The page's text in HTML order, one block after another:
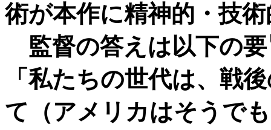
術が本作に精神的・技
監督の答えは以下の
「私たちの世代は、戦
て（アメリカはそうで